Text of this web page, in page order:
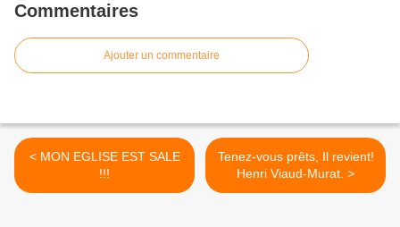
Commentaires
Ajouter un commentaire
< MON EGLISE EST SALE
!!!
Tenez-vous prêts, Il revient!
Henri Viaud-Murat. >